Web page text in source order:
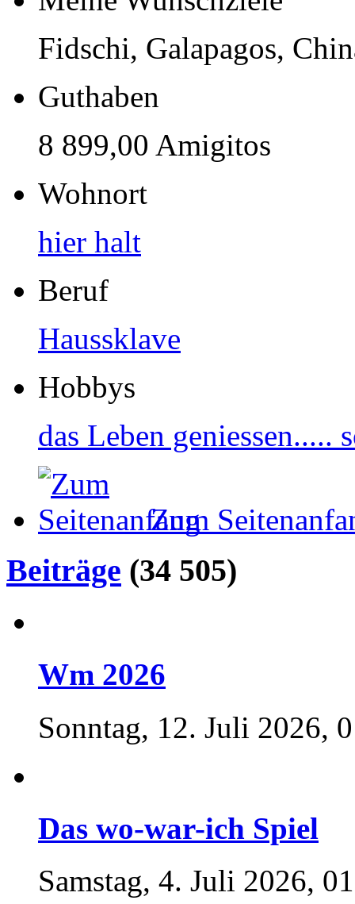
Fidschi, Galapagos,
Guthaben
8 899,00 Amigitos
Wohnort
hier halt
Beruf
Haussklave
Hobbys
das Leben geniessen.....
Zum
Beiträge (34 505)
Wm 2026
Sonntag, 12. Juli 2026,
Das wo-war-ich Spiel
Samstag, 4. Juli 2026,